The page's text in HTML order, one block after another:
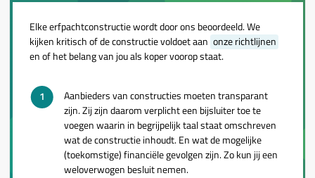
Elke erfpachtconstructie wordt door ons beoordeeld. We
kijken kritisch of de constructie voldoet aan onze richtlijnen
en of het belang van jou als koper voorop staat.
Aanbieders van constructies moeten transparant
zijn. Zij zijn daarom verplicht een bijsluiter toe te
voegen waarin in begrijpelijk taal staat omschreven
wat de constructie inhoudt. En wat de mogelijke
(toekomstige) financiële gevolgen zijn. Zo kun jij een
weloverwogen besluit nemen.